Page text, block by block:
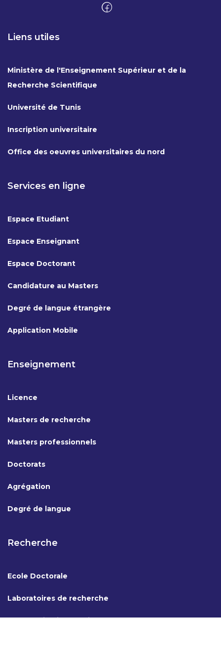
Liens utiles
Ministère de l'Enseignement Supérieur et de la
Recherche Scientifique
Université de Tunis
Inscription universitaire
Office des oeuvres universitaires du nord
Services en ligne
Espace Etudiant
Espace Enseignant
Espace Doctorant
Candidature au Masters
Degré de langue étrangère
Application Mobile
Enseignement
Licence
Masters de recherche
Masters professionnels
Doctorats
Agrégation
Degré de langue
Recherche
Ecole Doctorale
Laboratoires de recherche
Coopération internationale